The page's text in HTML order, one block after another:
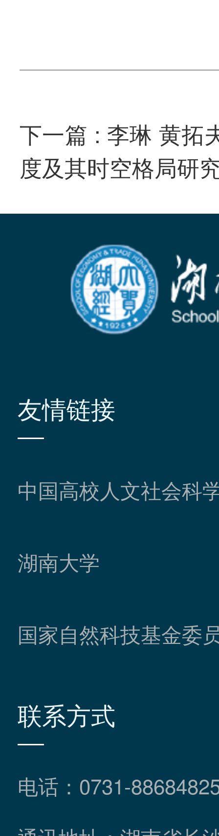
李琳 黄拓
度及其时空格局研
友情链接
中国高校人文社会科
湖南大学
国家自然科技基金委
联系方式
电话：0731-